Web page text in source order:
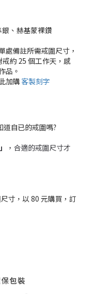
、赫基蒙裸鑽
處備註所需戒圍尺寸，
約 25 個工作天，感
品。
加購客製刻字
自已的戒圍嗎?
，合適的戒圍尺寸才
寸，以 80 元購買，訂